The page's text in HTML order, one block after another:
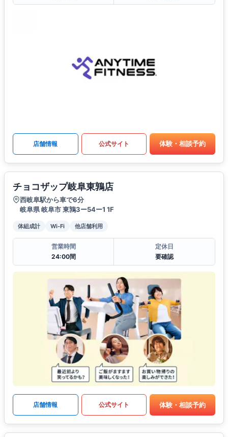
店舗情報 公式サイト 体験・相談予約
チョコザップ岐阜東鶉店
西岐阜駅から車で6分
岐阜県 岐阜市 東鶉3ー54ー1 1F
体組成計 Wi-Fi 他店舗利用
営業時間
24:00間
定休日
要確認
店舗情報 公式サイト 体験・相談予約